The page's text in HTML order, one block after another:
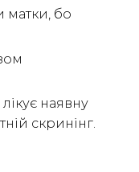
матки, бо
наявну
скринінг.